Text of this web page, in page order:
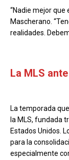
“Nadie mejor que
Mascherano.
realidades.
La MLS
La temporada
la MLS, fundada
Estados Unidos.
para la
especialmente